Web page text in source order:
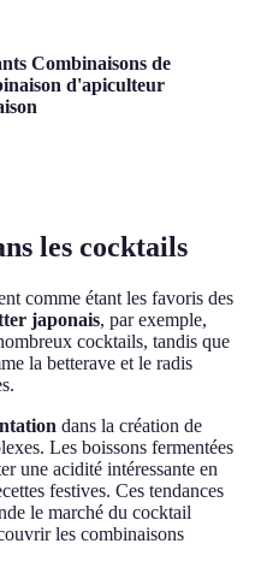
Combinaisons de
d'apiculteur
les cocktails
comme étant les favoris des
japonais, par exemple,
cocktails, tandis que
la betterave et le radis
dans la création de
Les boissons fermentées
une acidité intéressante en
festives. Ces tendances
le marché du cocktail
les combinaisons